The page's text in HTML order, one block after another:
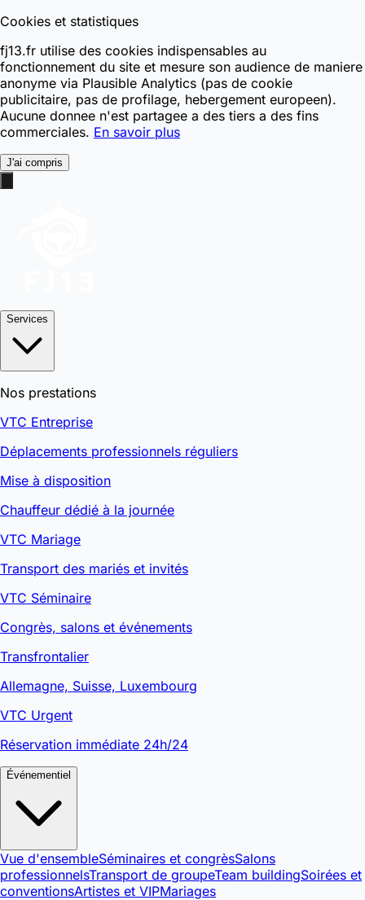
Cookies et statistiques
fj13.fr utilise des cookies indispensables au
fonctionnement du site et mesure son audience de maniere
anonyme via Plausible Analytics (pas de cookie
publicitaire, pas de profilage, hebergement europeen).
Aucune donnee n'est partagee a des tiers a des fins
commerciales. En savoir plus
J'ai compris
Services
Nos prestations
VTC Entreprise
Déplacements professionnels réguliers
Mise à disposition
Chauffeur dédié à la journée
VTC Mariage
Transport des mariés et invités
VTC Séminaire
Congrès, salons et événements
Transfrontalier
Allemagne, Suisse, Luxembourg
VTC Urgent
Réservation immédiate 24h/24
Événementiel
Vue d'ensembleSéminaires et congrèsSalons
professionnelsTransport de groupeTeam buildingSoirées et
conventionsArtistes et VIPMariages